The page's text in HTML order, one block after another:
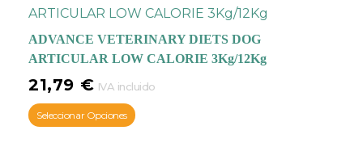
alimentarias.
Enteropatía por
pérdida de proteínas.
ADVANCE VETERINARY DIETS DOG
ARTICULAR LOW CALORIE 3Kg/12Kg
21,79 € IVA incluido
Seleccionar Opciones